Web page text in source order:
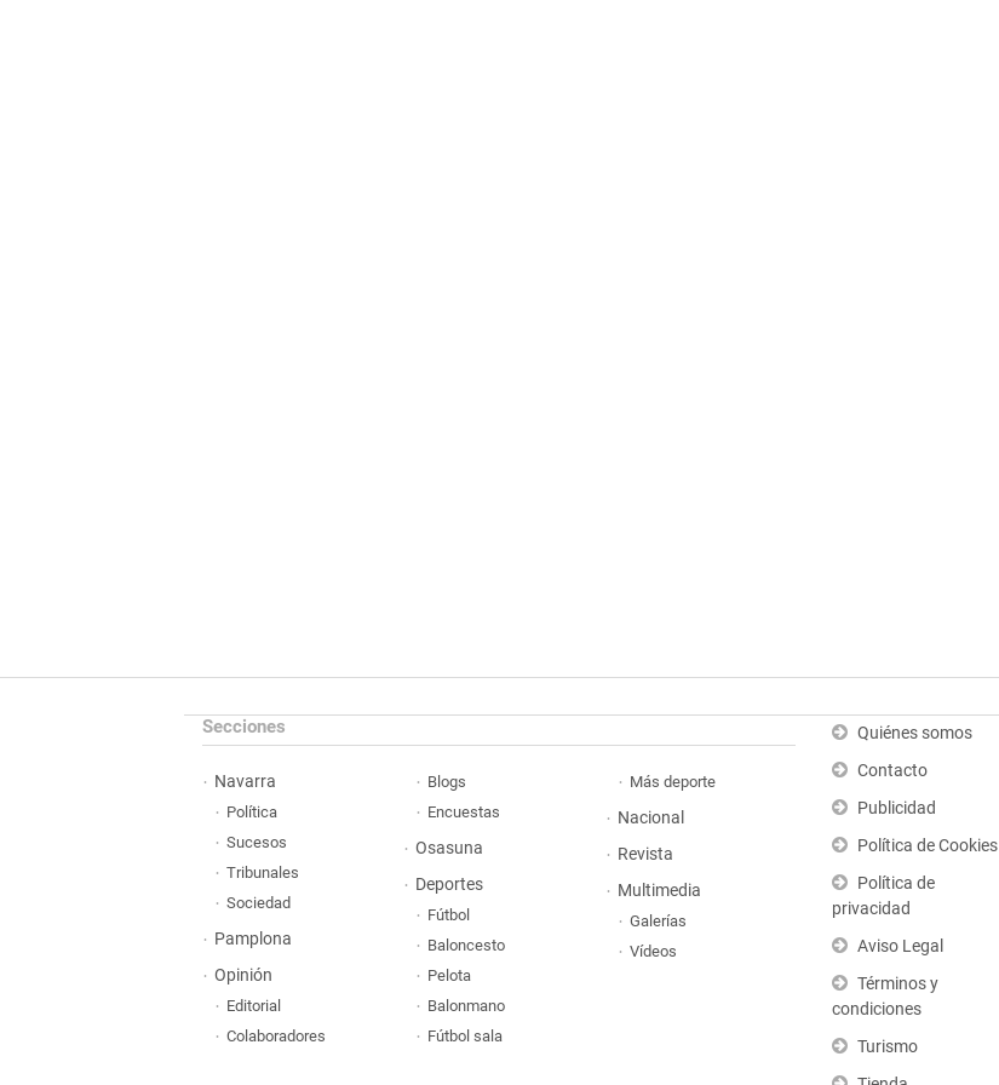
Secciones
Navarra
Política
Sucesos
Tribunales
Sociedad
Pamplona
Opinión
Editorial
Colaboradores
Blogs
Encuestas
Osasuna
Deportes
Fútbol
Baloncesto
Pelota
Balonmano
Fútbol sala
Más deporte
Nacional
Revista
Multimedia
Galerías
Vídeos
Quiénes somos
Contacto
Publicidad
Política de Cookies
Política de
privacidad
Aviso Legal
Términos y
condiciones
Turismo